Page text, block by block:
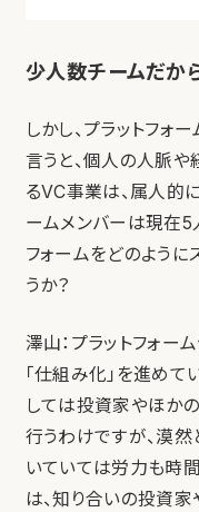
少人数チームだか
しかし、プラットフォ
言うと、個人の人脈や
るVC事業は、属人的
ームメンバーは現在5
フォームをどのように
うか？
澤山：プラットフォー
「仕組み化」を進めて
しては投資家やほか
行うわけですが、漠
いていては労力も時
は、知り合いの投資